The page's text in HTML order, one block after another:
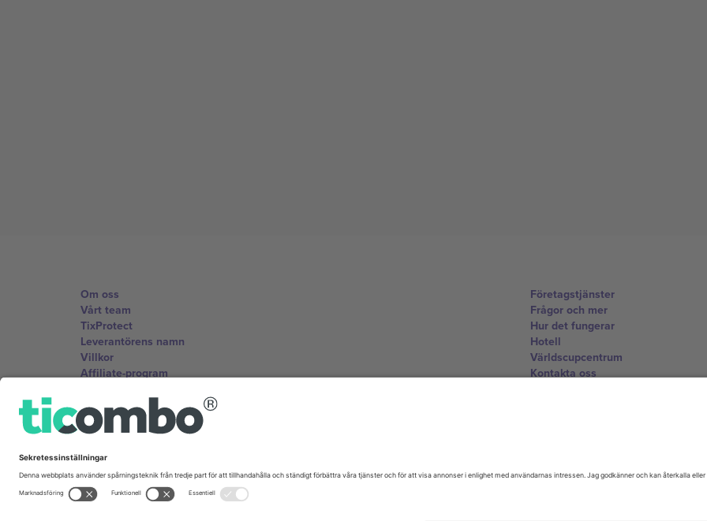
Om oss
Vårt team
TixProtect
Leverantörens namn
Villkor
Affiliate-program
Företagstjänster
Frågor och mer
Hur det fungerar
Hotell
Världscupcentrum
Kontakta oss
Kontor och support